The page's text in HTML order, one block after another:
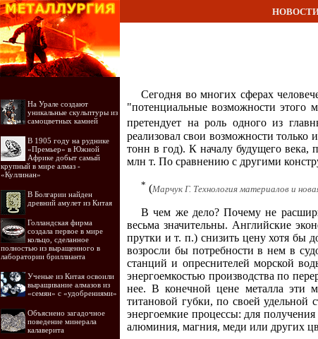
На Урале создают
уникальные скульптуры из
самоцветных камней
В 1905 году на руднике
«Премьер» в Южной
Африке добыт самый
крупный в мире алмаз -
«Куллинан»
В Болгарии найден
древний амулет из Китая
Голландская фирма
создала первое в мире
кольцо, сделанное
полностью из выращенного в
лаборатории бриллианта
Ученые из Китая освоили
выращивание алмазов из
«семян» с «удобрениями»
Объяснено загадочное
поведение минерала
калаверита
Сегодня во многих сферах
"потенциальные возможности этого
претендует на роль одного из
реализовал свои возможности только
тонн в год). К началу будущего века,
млн т. По сравнению с другими
* (Марчук Г. Технология материалов и
В чем же дело? Почему не
весьма значительны. Английские
прутки и т. п.) снизить цену хотя бы
возросли бы потребности в нем в
станций и опреснителей морской
энергоемкостью производства по
нее. В конечной цене металла эти
титановой губки, по своей
энергоемкие процессы: для получения
алюминия, магния, меди или других